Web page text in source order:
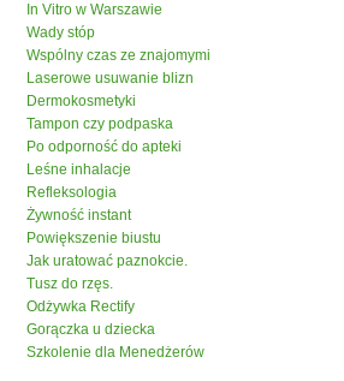
In Vitro w Warszawie
Wady stóp
Wspólny czas ze znajomymi
Laserowe usuwanie blizn
Dermokosmetyki
Tampon czy podpaska
Po odporność do apteki
Leśne inhalacje
Refleksologia
Żywność instant
Powiększenie biustu
Jak uratować paznokcie.
Tusz do rzęs.
Odżywka Rectify
Gorączka u dziecka
Szkolenie dla Menedżerów